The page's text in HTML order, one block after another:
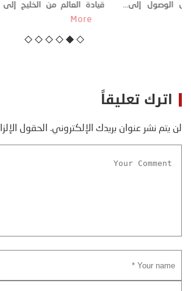
سبتة، الواقعة تحت الاحتلال الإسباني، على
اترك تعليقاً
لن يتم نشر عنوان بريدك الإلكتروني. الحقول